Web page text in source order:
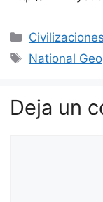
Categorías
Civilizaciones
Etiquetas
National
Deja un